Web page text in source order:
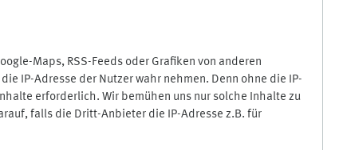
Maps, RSS-Feeds oder Grafiken von anderen
IP-Adresse der Nutzer wahr nehmen. Denn ohne die IP-
erforderlich. Wir bemühen uns nur solche Inhalte zu
falls die Dritt-Anbieter die IP-Adresse z.B. für